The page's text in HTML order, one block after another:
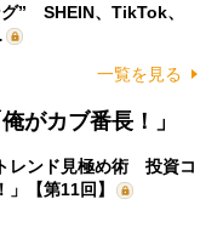
” SHEIN、TikTok、
一覧を見る
がカブ番長！」
レンド見極め術 投資コ
【第11回】